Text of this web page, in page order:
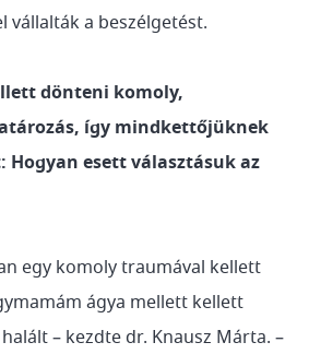
vállalták a beszélgetést.
dönteni komoly,
így mindkettőjüknek
esett választásuk az
egy komoly traumával kellett
ágya mellett kellett
– kezdte dr. Knausz Márta. –